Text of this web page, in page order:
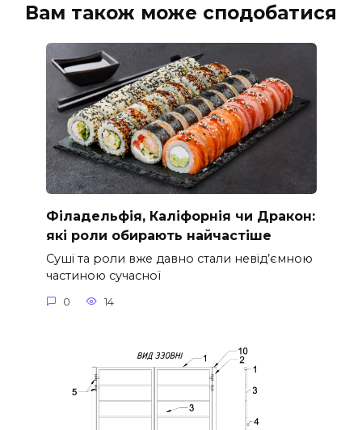
Вам також може сподобатися
Філадельфія, Каліфорнія чи Дракон:
які роли обирають найчастіше
Суші та роли вже давно стали невід’ємною
частиною сучасної
0 14